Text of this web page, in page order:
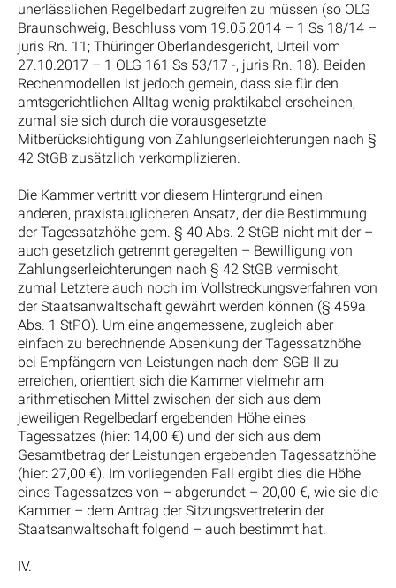
unerlässlichen Regelbedarf zugreifen zu müssen (so OLG
Braunschweig, Beschluss vom 19.05.2014 – 1 Ss 18/14 –
juris Rn. 11; Thüringer Oberlandesgericht, Urteil vom
27.10.2017 – 1 OLG 161 Ss 53/17 -, juris Rn. 18). Beiden
Rechenmodellen ist jedoch gemein, dass sie für den
amtsgerichtlichen Alltag wenig praktikabel erscheinen,
zumal sie sich durch die vorausgesetzte
Mitberücksichtigung von Zahlungserleichterungen nach §
42 StGB zusätzlich verkomplizieren.
Die Kammer vertritt vor diesem Hintergrund einen
anderen, praxistauglicheren Ansatz, der die Bestimmung
der Tagessatzhöhe gem. § 40 Abs. 2 StGB nicht mit der –
auch gesetzlich getrennt geregelten – Bewilligung von
Zahlungserleichterungen nach § 42 StGB vermischt,
zumal Letztere auch noch im Vollstreckungsverfahren von
der Staatsanwaltschaft gewährt werden können (§ 459a
Abs. 1 StPO). Um eine angemessene, zugleich aber
einfach zu berechnende Absenkung der Tagessatzhöhe
bei Empfängern von Leistungen nach dem SGB II zu
erreichen, orientiert sich die Kammer vielmehr am
arithmetischen Mittel zwischen der sich aus dem
jeweiligen Regelbedarf ergebenden Höhe eines
Tagessatzes (hier: 14,00 €) und der sich aus dem
Gesamtbetrag der Leistungen ergebenden Tagessatzhöhe
(hier: 27,00 €). Im vorliegenden Fall ergibt dies die Höhe
eines Tagessatzes von – abgerundet – 20,00 €, wie sie die
Kammer – dem Antrag der Sitzungsvertreterin der
Staatsanwaltschaft folgend – auch bestimmt hat.
IV.